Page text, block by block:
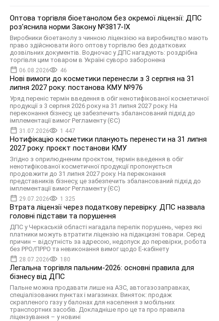
Оптова торгівля біоетанолом без окремої ліцензії: ДПС
роз'яснила норми Закону №3817-IX
Виробники біоетанолу з чинною ліцензією на виробництво мають
право здійснювати його оптову торгівлю без додаткових
дозвільних документів. Водночас у ДПС нагадують: роздрібна
торгівля цим товаром в Україні суворо заборонена
06.08.2026 46
Нові вимоги до косметики перенесли з 3 серпня на 31
липня 2027 року: постанова КМУ №976
Уряд переніс термін введення в обіг ненотифікованої косметичної
продукції з 3 серпня 2026 року на 31 липня 2027 року. На
переконання бізнесу, це забезпечить збалансований підхід до
імплементації вимог Регламенту (ЄС)
31.07.2026 1 447
Нотифікацію косметики планують перенести на 31 липня
2027 року: проєкт постанови КМУ
Згідно з оприлюдненим проєктом, термін введення в обіг
ненотифікованої косметичної продукції пропонується
продовжити до 31 липня 2027 року. На переконання
представників бізнесу, це забезпечить збалансований підхід до
імплементації вимог Регламенту (ЄС)
29.07.2026 1 325
Втрата ліцензії через податкову перевірку: ДПС назвала
головні підстави та порушення
ДПС у Черкаській області нагадала перелік порушень, через які
платники можуть втратити ліцензію на підакцизні товари. Серед
причин – відсутність за адресою, недопуск до перевірки, робота
без РРО/ПРРО та невиконання вимог щодо Е-кабінету
28.07.2026 180
Легальна торгівля пальним-2026: основні правила для
бізнесу від ДПС
Пальне можна продавати лише на АЗС, автогазозаправках,
спеціалізованих пунктах і магазинах. Виняток: продаж
скрапленого газу у балонах для населення з мобільних
транспортних засобів. Докладніше про це та про правила
ліцензування – у новині